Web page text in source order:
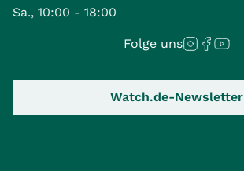
Sa., 10:00 - 18:00
Folge uns
Watch.de-Newsletter